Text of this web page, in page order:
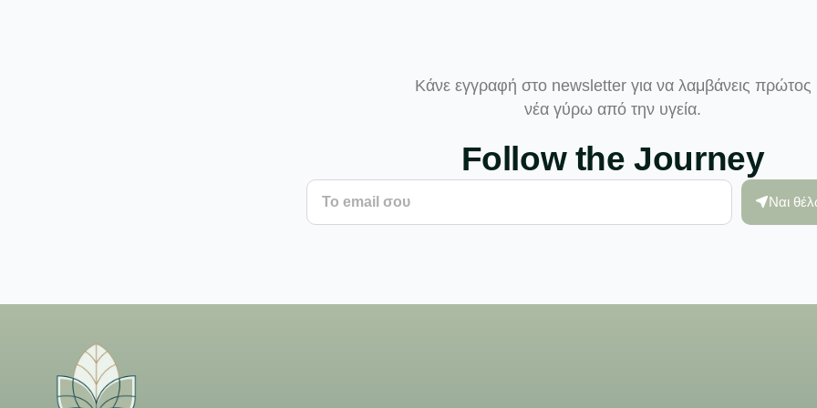
Κάνε εγγραφή στο newsletter για να λαμβάνεις πρώτος
νέα γύρω από την υγεία.
Follow the Journey
Ναι